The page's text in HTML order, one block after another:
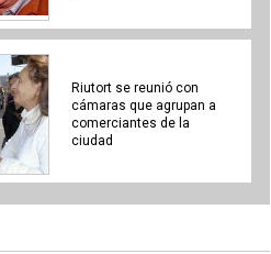
Riutort se reunió con
cámaras que agrupan a
comerciantes de la
ciudad